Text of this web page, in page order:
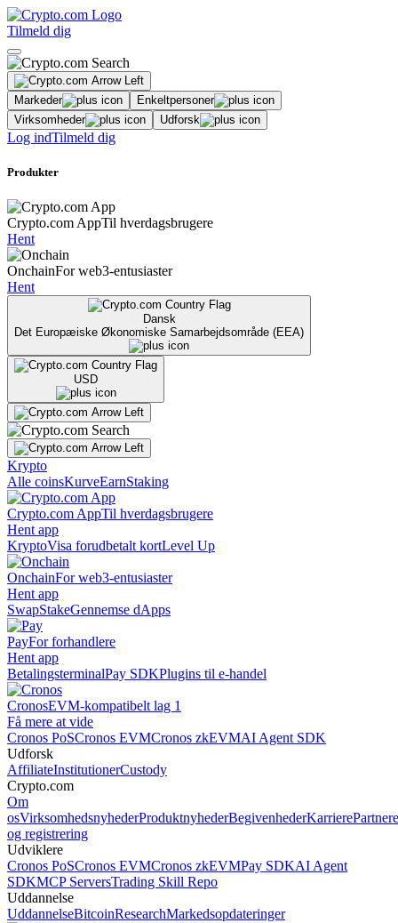
Tilmeld dig
Markeder
Enkeltpersoner
Virksomheder
Udforsk
Log indTilmeld dig
Produkter
Crypto.com AppTil hverdagsbrugere
Hent
OnchainFor web3-entusiaster
Hent
Dansk
Det Europæiske Økonomiske Samarbejdsområde (EEA)
USD
Krypto
Alle coinsKurveEarnStaking
Crypto.com AppTil hverdagsbrugere
Hent app
KryptoVisa forudbetalt kortLevel Up
OnchainFor web3-entusiaster
Hent app
SwapStakeGennemse dApps
PayFor forhandlere
Hent app
BetalingsterminalPay SDKPlugins til e-handel
CronosEVM-kompatibelt lag 1
Få mere at vide
Cronos PoSCronos EVMCronos zkEVMAI Agent SDK
Udforsk
AffiliateInstitutionerCustody
Crypto.com
Om
osVirksomhedsnyhederProduktnyhederBegivenhederKarrierePartnere
og registrering
Udviklere
Cronos PoSCronos EVMCronos zkEVMPay SDKAI Agent
SDKMCP ServersTrading Skill Repo
Uddannelse
UddannelseBitcoinResearchMarkedsopdateringer